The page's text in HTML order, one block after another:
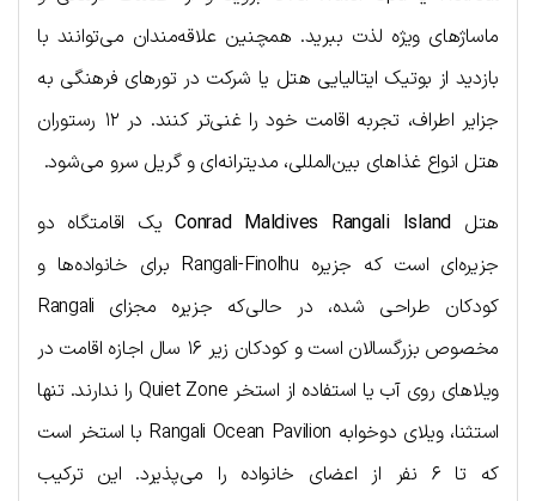
ماساژهای ویژه لذت ببرید. همچنین علاقه‌مندان می‌توانند با
بازدید از بوتیک ایتالیایی هتل یا شرکت در تورهای فرهنگی به
جزایر اطراف، تجربه اقامت خود را غنی‌تر کنند. در ۱۲ رستوران
هتل انواع غذاهای بین‌المللی، مدیترانه‌ای و گریل سرو می‌شود.
هتلConrad Maldives Rangali Islandیک اقامتگاه دو
جزیره‌ای است که جزیره Rangali-Finolhu برای خانواده‌ها و
کودکان طراحی شده، در حالی‌که جزیره مجزای Rangali
مخصوص بزرگسالان است و کودکان زیر ۱۶ سال اجازه اقامت در
ویلاهای روی آب یا استفاده از استخر Quiet Zone را ندارند. تنها
استثنا، ویلای دوخوابه Rangali Ocean Pavilion با استخر است
که تا ۶ نفر از اعضای خانواده را می‌پذیرد. این ترکیب